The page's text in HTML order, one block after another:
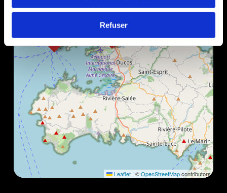
Refuser
Leaflet | ©OpenStreetMapcontributors